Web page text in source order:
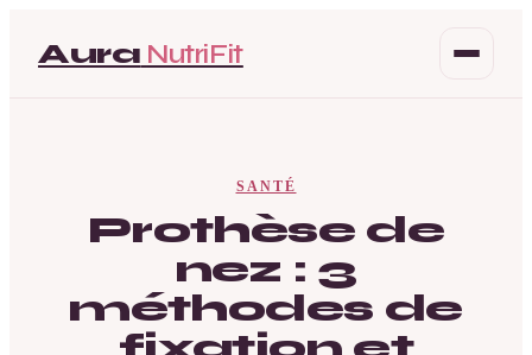
Aura NutriFit
Mode
SANTÉ
Prothèse de
nez : 3
méthodes de